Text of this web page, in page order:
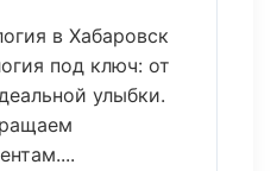
в Хабаровск
под ключ: от
улыбки.